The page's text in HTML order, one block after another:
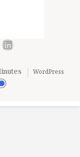
LinkedIn
WordPress